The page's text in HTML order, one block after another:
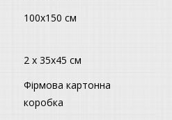
100х150 см
2 x 35х45 см
Фірмова картонна
коробка